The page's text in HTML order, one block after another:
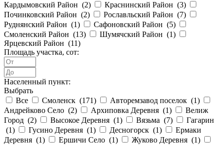
Кардымовский Район (2) Краснинский Район (3)
Починковский Район (2) Рославльский Район (7)
Руднянский Район (1) Сафоновский Район (5)
Смоленский Район (13) Шумячский Район (1)
Ярцевский Район (11)
Площадь участка, сот:
Населенный пункт:
Выбрать
Все
Смоленск (171) Авторемзавод поселок (1)
Андрейково Село (2) Архиповка Деревня (1)
Велиж
Город (2) Высокое Деревня (1) Вязьма (7)
Гагарин
(1) Гусино Деревня (1) Десногорск (1)
Ермаки
Деревня (1) Ершичи Село (1) Жуково Деревня (1)